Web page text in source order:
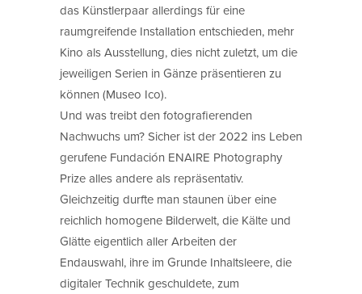
das Künstlerpaar allerdings für eine
raumgreifende Installation entschieden, mehr
Kino als Ausstellung, dies nicht zuletzt, um die
jeweiligen Serien in Gänze präsentieren zu
können (Museo Ico).
Und was treibt den fotografierenden
Nachwuchs um? Sicher ist der 2022 ins Leben
gerufene Fundación ENAIRE Photography
Prize alles andere als repräsentativ.
Gleichzeitig durfte man staunen über eine
reichlich homogene Bilderwelt, die Kälte und
Glätte eigentlich aller Arbeiten der
Endauswahl, ihre im Grunde Inhaltsleere, die
digitaler Technik geschuldete, zum